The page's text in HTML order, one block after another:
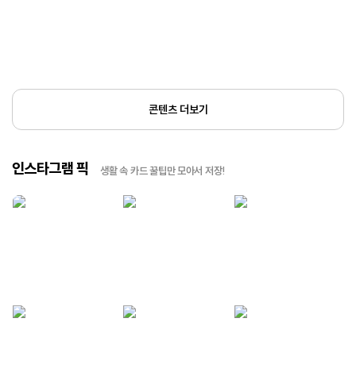
콘텐츠 더보기
인스타그램 픽 생활 속 카드 꿀팁만 모아서 저장!